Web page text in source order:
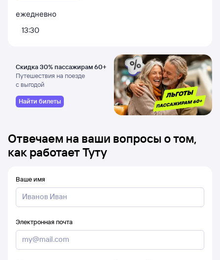
ежедневно
13:30
Скидка 30% пассажирам 60+
Путешествия на поезде
с выгодой
Найти билеты
Отвечаем на ваши вопросы о том,
как работает Туту
Ваше имя
Электронная почта